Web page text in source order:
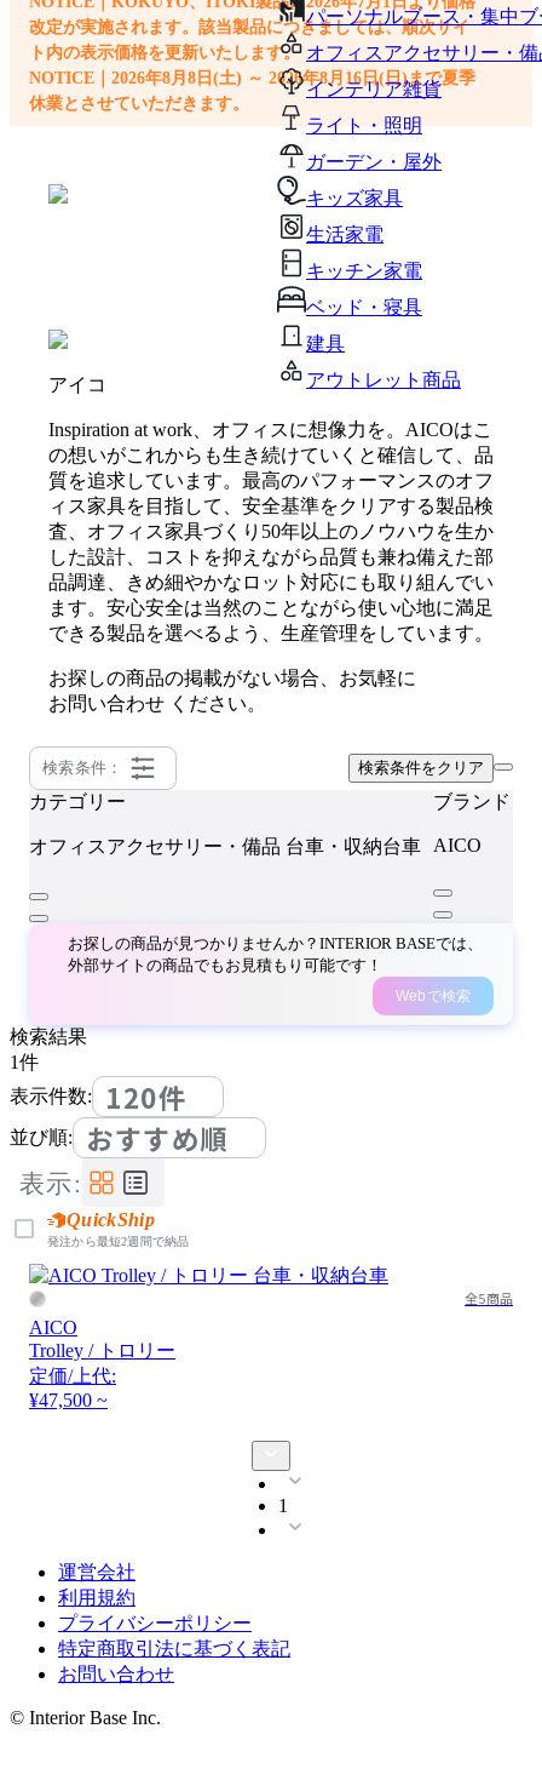
パーソナルブース・集中
オフィスアクセサリー・備
インテリア雑貨
ライト・照明
ガーデン・屋外
キッズ家具
生活家電
キッチン家電
ベッド・寝具
建具
アウトレット商品
改定が実施されます。該当製品につきましては、順次サイ
ト内の表示価格を更新いたします。
NOTICE｜2026年8月8日(土) ～ 2026年8月16日(日)まで夏季
休業とさせていただきます。
アイコ
Inspiration at work、オフィスに想像力を。AICOはこ
の想いがこれからも生き続けていくと確信して、品
質を追求しています。最高のパフォーマンスのオフ
ィス家具を目指して、安全基準をクリアする製品検
査、オフィス家具づくり50年以上のノウハウを生か
した設計、コストを抑えながら品質も兼ね備えた部
品調達、きめ細やかなロット対応にも取り組んでい
ます。安⼼安全は当然のことながら使い⼼地に満⾜
できる製品を選べるよう、生産管理をしています。
お探しの商品の掲載がない場合、お気軽に
お問い合わせ ください。
検索条件： 検索条件をクリア
カテゴリー
オフィスアクセサリー・備品 台車・収納台車
ブランド
AICO
お探しの商品が見つかりませんか？INTERIOR BASEでは、
外部サイトの商品でもお見積もり可能です！
Webで検索
検索結果
1件
表示件数:
120件
並び順: おすすめ順
表示:
QuickShip
発注から最短2週間で納品
全5商品
AICO
Trolley / トロリー
定価/上代:
¥47,500 ~
1
運営会社
利用規約
プライバシーポリシー
特定商取引法に基づく表記
お問い合わせ
© Interior Base Inc.